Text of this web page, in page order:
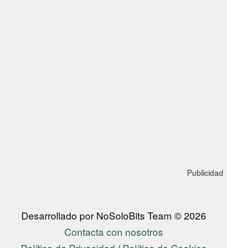
Publicidad
Desarrollado por NoSoloBits Team © 2026
Contacta con nosotros